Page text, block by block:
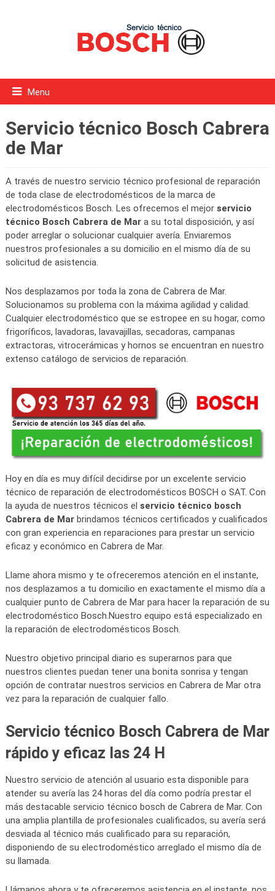
Menu
Servicio técnico Bosch Cabrera
de Mar
A través de nuestro servicio técnico profesional de reparación
de toda clase de electrodomésticos de la marca de
electrodomésticos Bosch. Les ofrecemos el mejor servicio
técnico Bosch Cabrera de Mara su total disposición, y así
poder arreglar o solucionar cualquier avería. Enviaremos
nuestros profesionales a su domicilio en el mismo día de su
solicitud de asistencia.
Nos desplazamos por toda la zona de Cabrera de Mar.
Solucionamos su problema con la máxima agilidad y calidad.
Cualquier electrodoméstico que se estropee en su hogar, como
frigoríficos, lavadoras, lavavajillas, secadoras, campanas
extractoras, vitrocerámicas y hornos se encuentran en nuestro
extenso catálogo de servicios de reparación.
Hoy en día es muy difícil decidirse por un excelente servicio
técnico de reparación de electrodomésticos BOSCH o SAT. Con
la ayuda de nuestros técnicos el servicio técnico bosch
Cabrera de Marbrindamos técnicos certificados y cualificados
con gran experiencia en reparaciones para prestar un servicio
eficaz y económico en Cabrera de Mar.
Llame ahora mismo y te ofreceremos atención en el instante,
nos desplazamos a tu domicilio en exactamente el mismo día a
cualquier punto de Cabrera de Mar para hacer la reparación de su
electrodoméstico Bosch.Nuestro equipo está especializado en
la reparación de electrodomésticos Bosch.
Nuestro objetivo principal diario es superarnos para que
nuestros clientes puedan tener una bonita sonrisa y tengan
opción de contratar nuestros servicios en Cabrera de Mar otra
vez para la reparación de cualquier fallo.
Servicio técnico Bosch Cabrera de Mar
rápido y eficaz las 24 H
Nuestro servicio de atención al usuario esta disponible para
atender su avería las 24 horas del día como podría prestar el
más destacable servicio técnico bosch de Cabrera de Mar. Con
una amplia plantilla de profesionales cualificados, su avería será
desviada al técnico más cualificado para su reparación,
disponiendo de su electrodoméstico arreglado el mismo día de
su llamada.